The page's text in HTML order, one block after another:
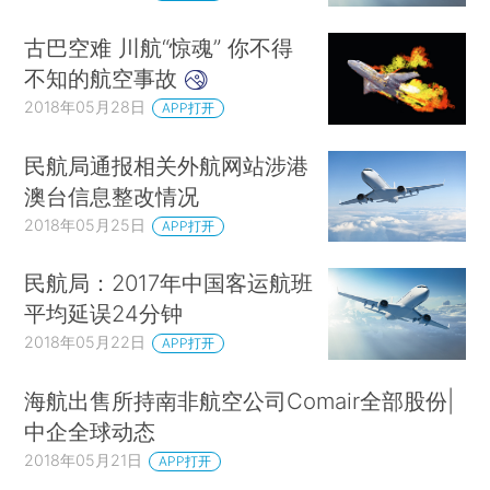
古巴空难 川航“惊魂” 你不得
不知的航空事故
2018年05月28日 APP打开
民航局通报相关外航网站涉港
澳台信息整改情况
2018年05月25日 APP打开
民航局：2017年中国客运航班
平均延误24分钟
2018年05月22日 APP打开
海航出售所持南非航空公司Comair全部股份|
中企全球动态
2018年05月21日 APP打开